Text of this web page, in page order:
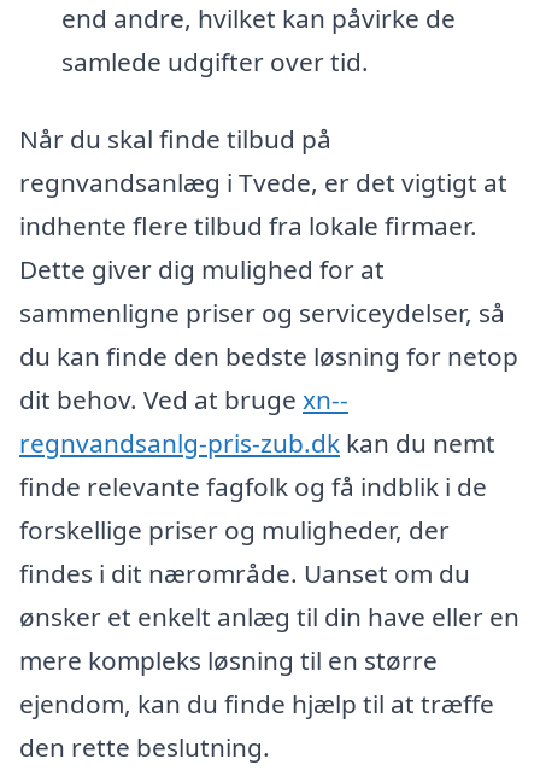
end andre, hvilket kan påvirke de
samlede udgifter over tid.
Når du skal finde tilbud på
regnvandsanlæg i Tvede, er det vigtigt at
indhente flere tilbud fra lokale firmaer.
Dette giver dig mulighed for at
sammenligne priser og serviceydelser, så
du kan finde den bedste løsning for netop
dit behov. Ved at bruge xn--
regnvandsanlg-pris-zub.dk kan du nemt
finde relevante fagfolk og få indblik i de
forskellige priser og muligheder, der
findes i dit nærområde. Uanset om du
ønsker et enkelt anlæg til din have eller en
mere kompleks løsning til en større
ejendom, kan du finde hjælp til at træffe
den rette beslutning.